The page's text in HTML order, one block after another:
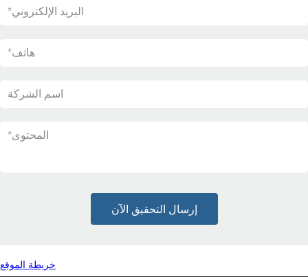
*البريد الإلكتروني
*هاتف
اسم الشركة
*المحتوى
إرسال التحقيق الآن
خريطة الموقع